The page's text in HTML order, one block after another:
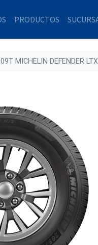
PRODUCTOS
MICHELIN DEFENDER